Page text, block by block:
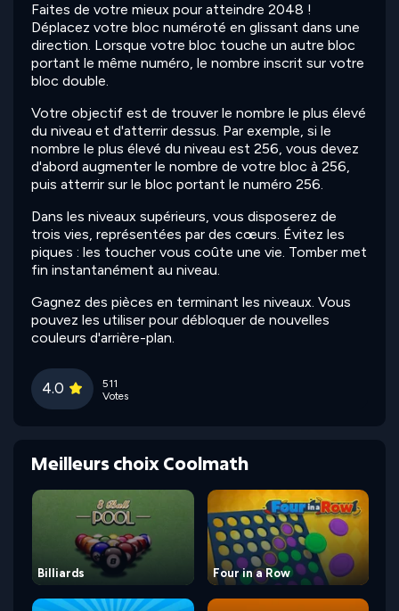
Faites de votre mieux pour atteindre 2048 !
Déplacez votre bloc numéroté en glissant dans une
direction. Lorsque votre bloc touche un autre bloc
portant le même numéro, le nombre inscrit sur votre
bloc double.
Votre objectif est de trouver le nombre le plus élevé
du niveau et d'atterrir dessus. Par exemple, si le
nombre le plus élevé du niveau est 256, vous devez
d'abord augmenter le nombre de votre bloc à 256,
puis atterrir sur le bloc portant le numéro 256.
Dans les niveaux supérieurs, vous disposerez de
trois vies, représentées par des cœurs. Évitez les
piques : les toucher vous coûte une vie. Tomber met
fin instantanément au niveau.
Gagnez des pièces en terminant les niveaux. Vous
pouvez les utiliser pour débloquer de nouvelles
couleurs d'arrière-plan.
4.0
511
Votes
Meilleurs choix Coolmath
Billiards Four in a Row